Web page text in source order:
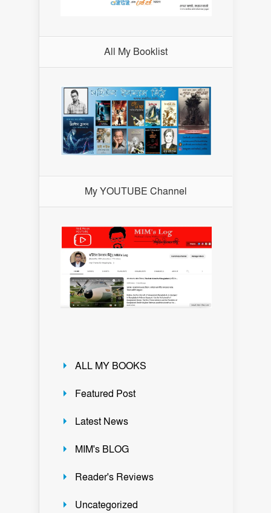
All My Booklist
My YOUTUBE Channel
ALL MY BOOKS
Featured Post
Latest News
MIM's BLOG
Reader's Reviews
Uncategorized